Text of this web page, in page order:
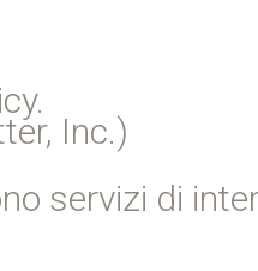
Inc.)
servizi di